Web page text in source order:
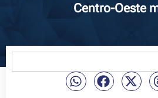
Centro-Oeste